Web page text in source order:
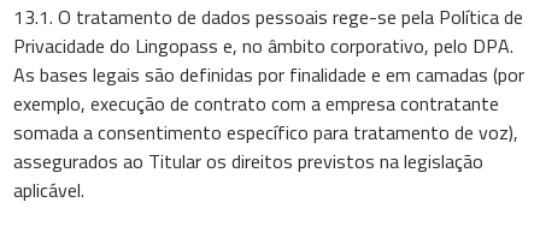
13.1. O tratamento de dados pessoais rege-se pela Política de
Privacidade do Lingopass e, no âmbito corporativo, pelo DPA.
As bases legais são definidas por finalidade e em camadas (por
exemplo, execução de contrato com a empresa contratante
somada a consentimento específico para tratamento de voz),
assegurados ao Titular os direitos previstos na legislação
aplicável.